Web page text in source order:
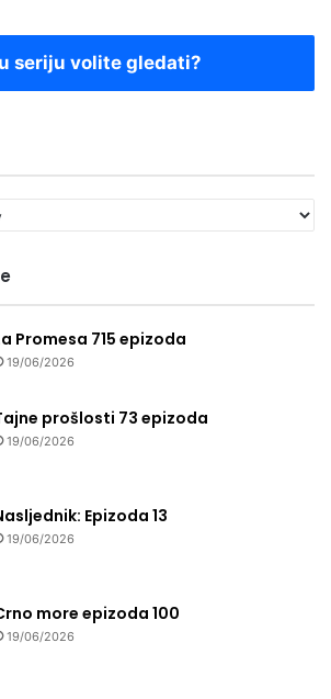
seriju volite gledati?
Promesa 715 epizoda
19/06/2026
prošlosti 73 epizoda
19/06/2026
Epizoda 13
19/06/2026
more epizoda 100
19/06/2026